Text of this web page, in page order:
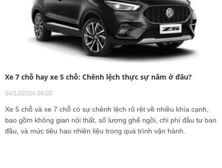
Xe 7 chỗ hay xe 5 chỗ: Chênh lệch thực sự nằm ở đâu?
04/12/2024 08:02
Xe 5 chỗ và xe 7 chỗ có sự chênh lệch rõ rệt về nhiều khía cạnh,
bao gồm không gian nội thất, số lượng ghế ngồi, chi phí đầu tư ban
đầu, và mức tiêu hao nhiên liệu trong quá trình vận hành.